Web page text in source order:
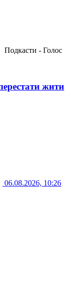
Подкасти - Голос
жити
06.08.2026, 10:26